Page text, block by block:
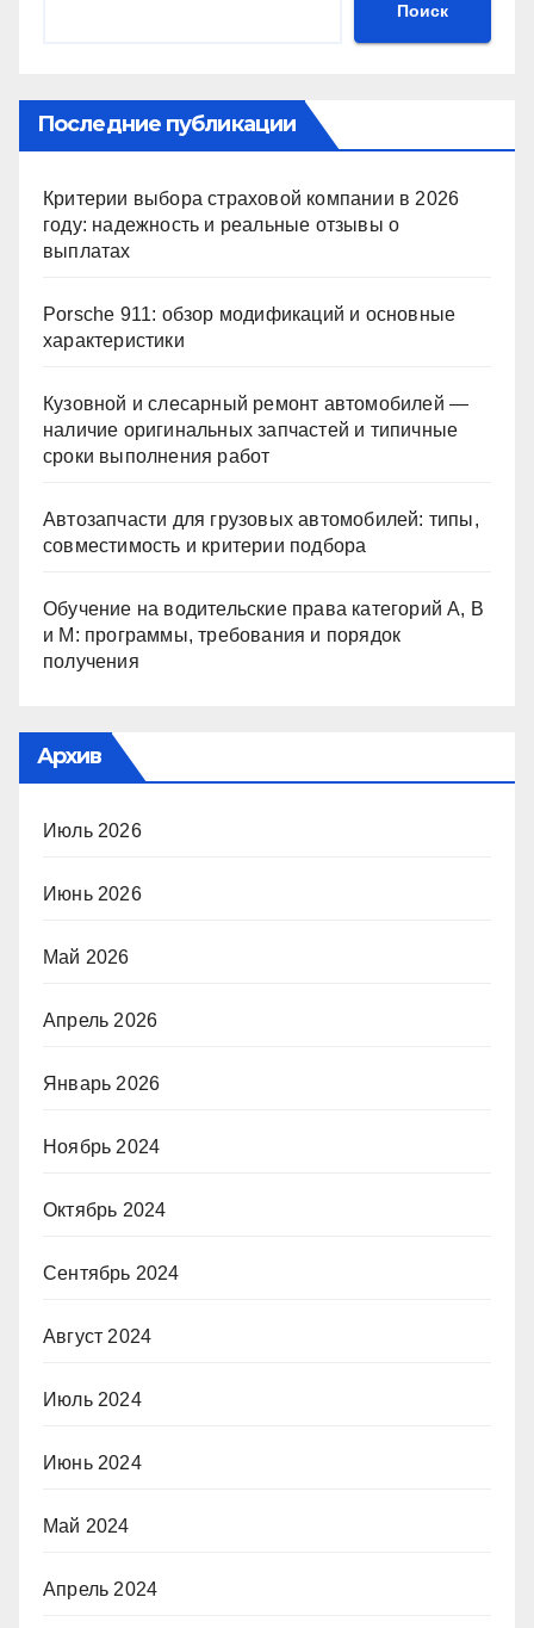
Поиск
Последние публикации
Критерии выбора страховой компании в 2026
году: надежность и реальные отзывы о
выплатах
Porsche 911: обзор модификаций и основные
характеристики
Кузовной и слесарный ремонт автомобилей —
наличие оригинальных запчастей и типичные
сроки выполнения работ
Автозапчасти для грузовых автомобилей: типы,
совместимость и критерии подбора
Обучение на водительские права категорий A, B
и M: программы, требования и порядок
получения
Архив
Июль 2026
Июнь 2026
Май 2026
Апрель 2026
Январь 2026
Ноябрь 2024
Октябрь 2024
Сентябрь 2024
Август 2024
Июль 2024
Июнь 2024
Май 2024
Апрель 2024